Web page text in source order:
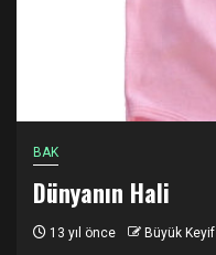
BAK
Dünyanın Hali
13 yıl önce Büyük Keyif